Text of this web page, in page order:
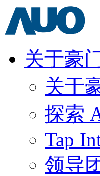
关于豪
关于
探索
Tap
领导